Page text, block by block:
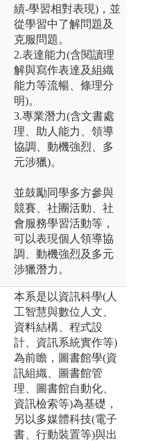
績-學習相對表現)，並
從學習中了解問題及
克服問題。
2.表達能力(含閱讀理
解與寫作表達及組織
能力等流暢、條理分
明)。
3.專業潛力(含文書處
理、助人能力、領導
協調、動機強烈、多
元涉獵)。
並鼓勵同學多方參與
競賽、社團活動、社
會服務學習活動等，
可以表現個人領導協
調、動機強烈及多元
涉獵潛力。
本系是以資訊科學(人
工智慧與數位人文、
資料結構、程式設
計、資訊系統實作等)
為前瞻，圖書館學(資
訊組織、圖書館管
理、圖書館自動化、
資訊檢索等)為基礎，
另以多媒體科技(電子
書、行動裝置等)與出